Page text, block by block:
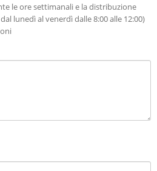
le ore settimanali e la distribuzione
lunedì al venerdì dalle 8:00 alle 12:00)